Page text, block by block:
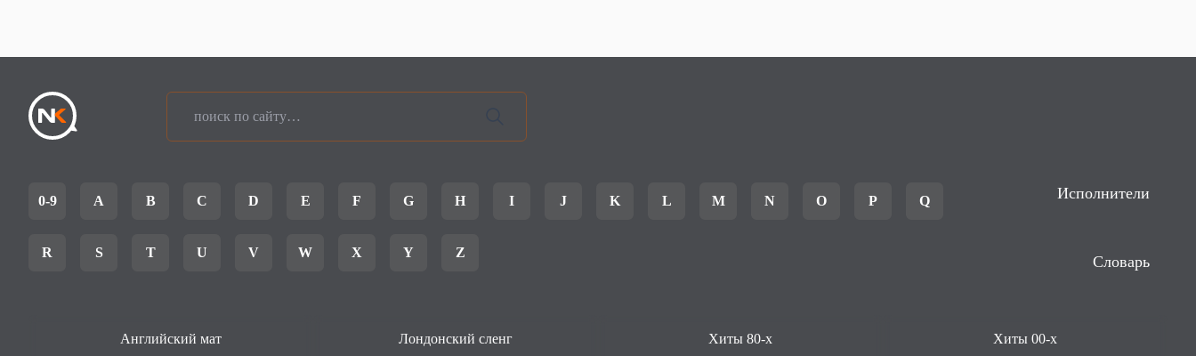
0-9 A B C D E F G H I J K L M N O P Q
R S T U V W X Y Z
Исполнители
Словарь
Английский мат Лондонский сленг Хиты 80-х Хиты 00-х